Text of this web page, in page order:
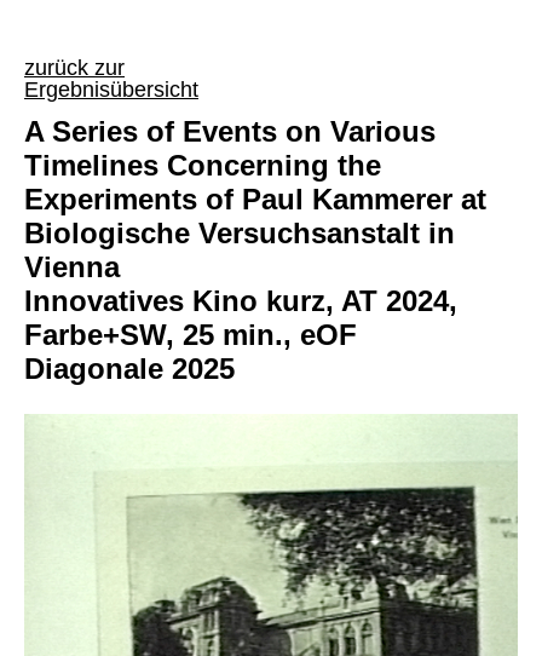
zurück zur
Ergebnisübersicht
A Series of Events on Various
Timelines Concerning the
Experiments of Paul Kammerer at
Biologische Versuchsanstalt in
Vienna
Innovatives Kino kurz, AT 2024,
Farbe+SW, 25 min., eOF
Diagonale 2025